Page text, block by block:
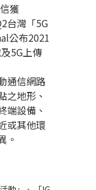
獲
台灣「5G
公布2021
5G上傳
通信網路
之地形、
端設備、
或其他環
。